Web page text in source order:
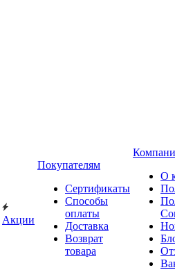
Акции
Покупателям
Сертификаты
Способы
оплаты
Доставка
Возврат
товара
О